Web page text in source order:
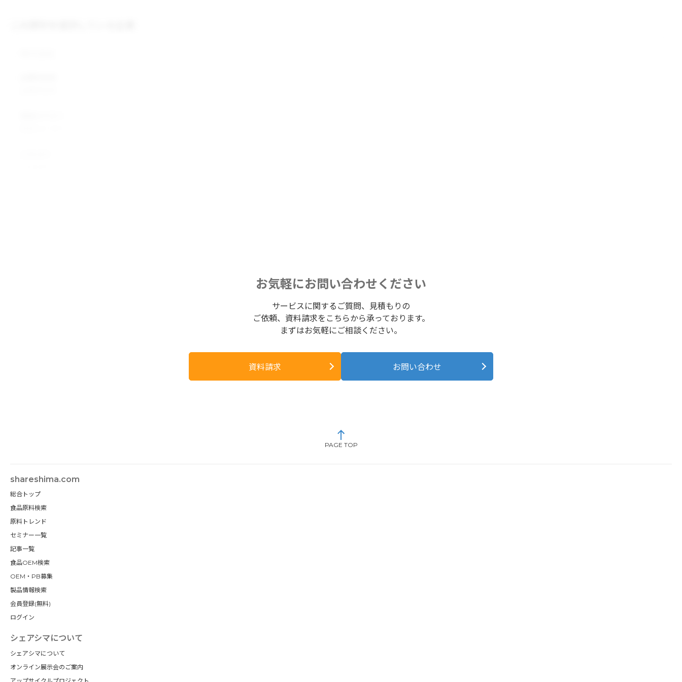
お気軽にお問い合わせください
サービスに関するご質問、見積もりの
ご依頼、資料請求をこちらから承っております。
まずはお気軽にご相談ください。
資料請求 お問い合わせ
PAGE TOP
shareshima.com
総合トップ
食品原料検索
原料トレンド
セミナー一覧
記事一覧
食品OEM検索
OEM・PB募集
製品情報検索
会員登録(無料)
ログイン
シェアシマについて
シェアシマについて
オンライン展示会のご案内